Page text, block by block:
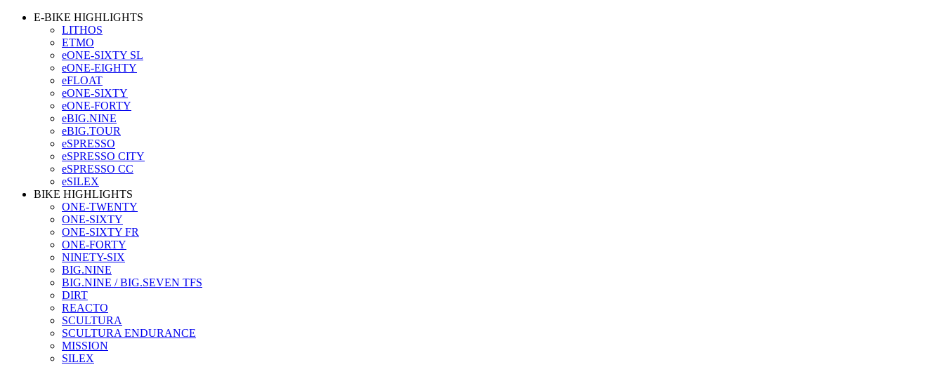
E-BIKE HIGHLIGHTS
LITHOS
ETMO
eONE-SIXTY SL
eONE-EIGHTY
eFLOAT
eONE-SIXTY
eONE-FORTY
eBIG.NINE
eBIG.TOUR
eSPRESSO
eSPRESSO CITY
eSPRESSO CC
eSILEX
BIKE HIGHLIGHTS
ONE-TWENTY
ONE-SIXTY
ONE-SIXTY FR
ONE-FORTY
NINETY-SIX
BIG.NINE
BIG.NINE / BIG.SEVEN TFS
DIRT
REACTO
SCULTURA
SCULTURA ENDURANCE
MISSION
SILEX